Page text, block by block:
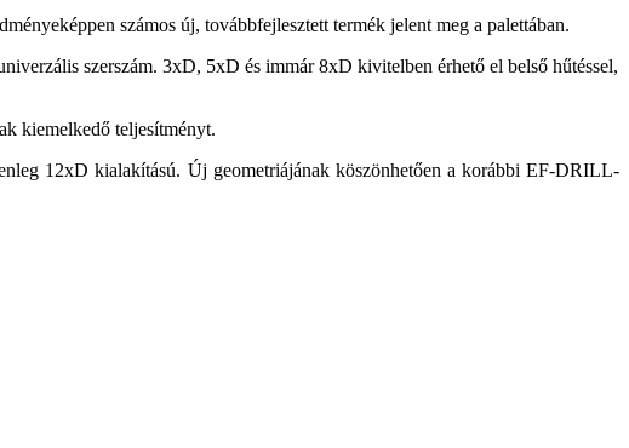
számos új, továbbfejlesztett termék jelent meg a palettában.
szerszám. 3xD, 5xD és immár 8xD kivitelben érhető el belső hűtéssel,
kiemelkedő teljesítményt.
12xD kialakítású. Új geometriájának köszönhetően a korábbi EF-DRILL-